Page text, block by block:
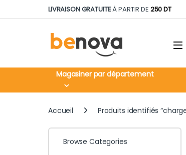
Skip to navigation
Skip to contentLIVRAISON GRATUITEÀ PARTIR DE 250 DT
Magasiner par département
Accueil Produits identifiés
Browse Categories